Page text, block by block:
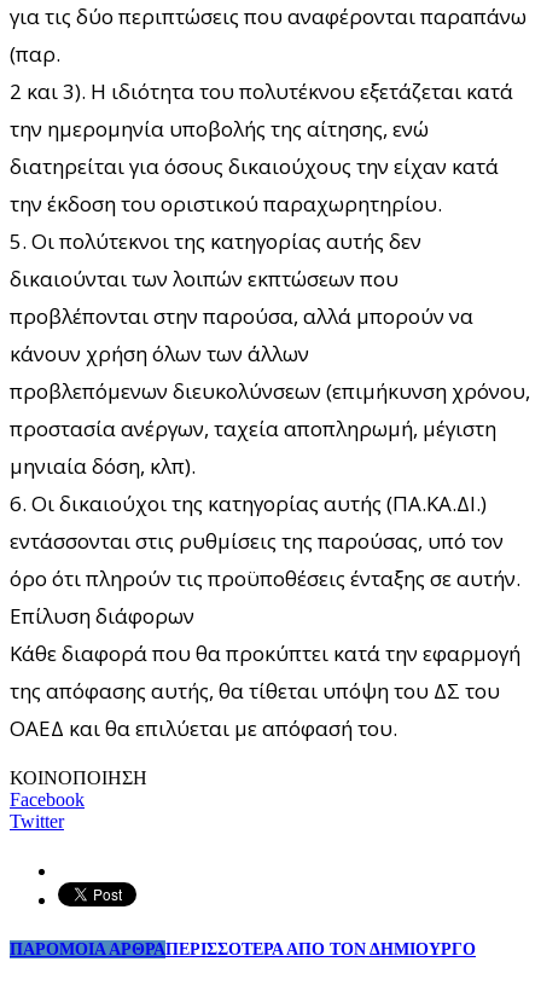
για τις δύο περιπτώσεις που αναφέρονται παραπάνω
(παρ.
2 και 3). Η ιδιότητα του πολυτέκνου εξετάζεται κατά
την ημερομηνία υποβολής της αίτησης, ενώ
διατηρείται για όσους δικαιούχους την είχαν κατά
την έκδοση του οριστικού παραχωρητηρίου.
5. Οι πολύτεκνοι της κατηγορίας αυτής δεν
δικαιούνται των λοιπών εκπτώσεων που
προβλέπονται στην παρούσα, αλλά μπορούν να
κάνουν χρήση όλων των άλλων
προβλεπόμενων διευκολύνσεων (επιμήκυνση χρόνου,
προστασία ανέργων, ταχεία αποπληρωμή, μέγιστη
μηνιαία δόση, κλπ).
6. Οι δικαιούχοι της κατηγορίας αυτής (ΠΑ.ΚΑ.ΔΙ.)
εντάσσονται στις ρυθμίσεις της παρούσας, υπό τον
όρο ότι πληρούν τις προϋποθέσεις ένταξης σε αυτήν.
Επίλυση διάφορων
Κάθε διαφορά που θα προκύπτει κατά την εφαρμογή
της απόφασης αυτής, θα τίθεται υπόψη του ΔΣ του
ΟΑΕΔ και θα επιλύεται με απόφασή του.
ΚΟΙΝΟΠΟΙΗΣΗ
Facebook
Twitter
ΠΑΡΟΜΟΙΑ ΑΡΘΡΑΠΕΡΙΣΣΟΤΕΡΑ ΑΠΟ ΤΟΝ ΔΗΜΙΟΥΡΓΟ